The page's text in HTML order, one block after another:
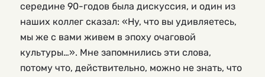
середине 90-годов была дискуссия, и один из
наших коллег сказал: «Ну, что вы удивляетесь,
мы же с вами живем в эпоху очаговой
культуры…». Мне запомнились эти слова,
потому что, действительно, можно не знать, что